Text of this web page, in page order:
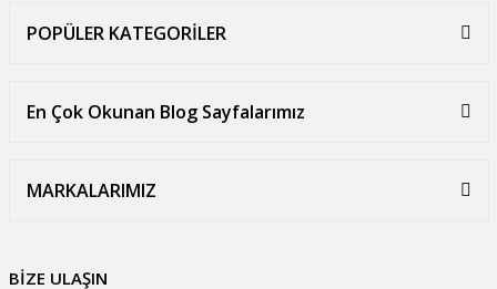
POPÜLER KATEGORİLER
En Çok Okunan Blog Sayfalarımız
MARKALARIMIZ
BİZE ULAŞIN